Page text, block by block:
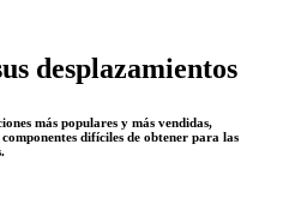
desplazamientos
más populares y más vendidas,
difíciles de obtener para las